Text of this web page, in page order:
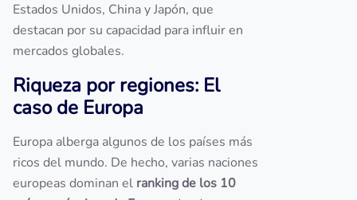
Estados Unidos, China y Japón, que
destacan por su capacidad para influir en
mercados globales.
Riqueza por regiones: El
caso de Europa
Europa alberga algunos de los países más
ricos del mundo. De hecho, varias naciones
europeas dominan el ranking de los 10